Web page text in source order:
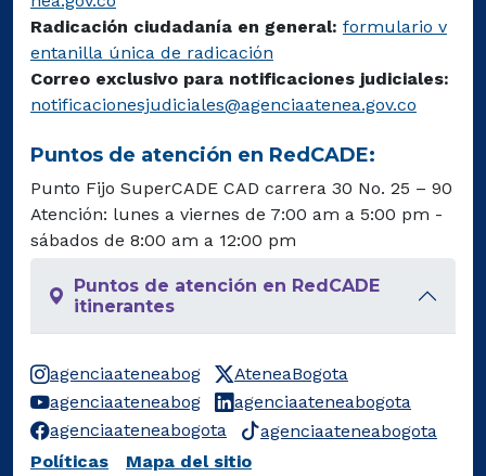
Radicación ciudadanía en general: formulario v
entanilla única de radicación
Correo exclusivo para notificaciones judiciales:
notificacionesjudiciales@agenciaatenea.gov.co
Puntos de atención en RedCADE:
Punto Fijo SuperCADE CAD carrera 30 No. 25 – 90
Atención: lunes a viernes de 7:00 am a 5:00 pm -
sábados de 8:00 am a 12:00 pm
Puntos de atención en RedCADE
itinerantes
agenciaateneabog
AteneaBogota
agenciaateneabog
agenciaateneabogota
agenciaateneabogota
agenciaateneabogota
Políticas
Mapa del sitio